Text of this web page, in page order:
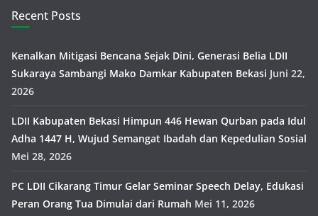
Recent Posts
Kenalkan Mitigasi Bencana Sejak Dini, Generasi Belia LDII
Sukaraya Sambangi Mako Damkar Kabupaten Bekasi Juni 22,
2026
LDII Kabupaten Bekasi Himpun 446 Hewan Qurban pada Idul
Adha 1447 H, Wujud Semangat Ibadah dan Kepedulian Sosial
Mei 28, 2026
PC LDII Cikarang Timur Gelar Seminar Speech Delay, Edukasi
Peran Orang Tua Dimulai dari Rumah Mei 11, 2026